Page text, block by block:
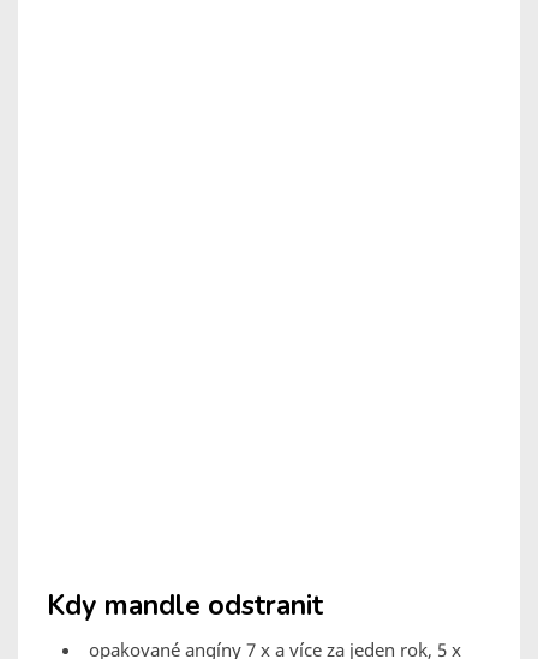
Kdy mandle odstranit
opakované angíny 7 x a více za jeden rok, 5 x